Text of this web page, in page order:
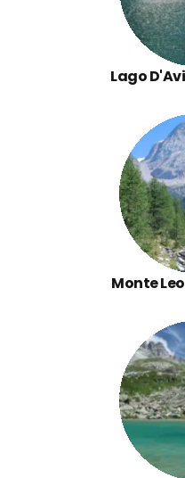
Lago
Monte